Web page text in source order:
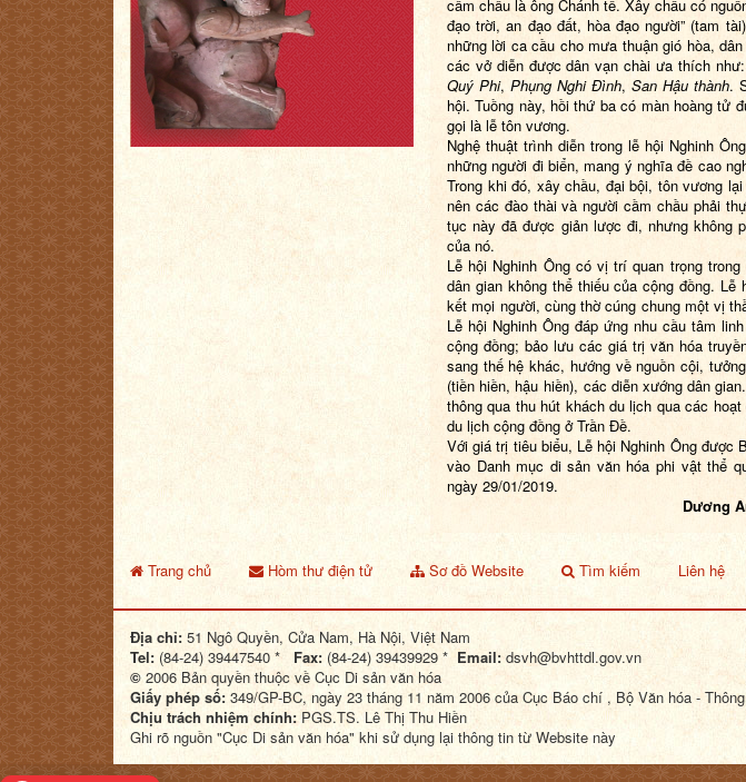
cầm chầu là ông Chánh tế. Xây chầu có
đạo trời, an đạo đất, hòa đạo người” (tam
những lời ca cầu cho mưa thuận gió hòa,
các vở diễn được dân vạn chài ưa thích như:
Quý Phi, Phụng Nghi Đình, San Hậu thành.
hội. Tuồng này, hồi thứ ba có màn hoàng tử
gọi là lễ tôn vương.
Nghệ thuật trình diễn trong lễ hội Nghinh
những người đi biển, mang ý nghĩa đề cao
Trong khi đó, xây chầu, đại bội, tôn vương
nên các đào thài và người cầm chầu phải
tục này đã được giản lược đi, nhưng không
của nó.
Lễ hội Nghinh Ông có vị trí quan trọng
dân gian không thể thiếu của cộng đồng.
kết mọi người, cùng thờ cúng chung một vị
Lễ hội Nghinh Ông đáp ứng nhu cầu tâm
cộng đồng; bảo lưu các giá trị văn hóa
sang thế hệ khác, hướng về nguồn cội,
(tiền hiền, hậu hiền), các diễn xướng dân
thông qua thu hút khách du lịch qua các
du lịch cộng đồng ở Trần Đề.
Với giá trị tiêu biểu, Lễ hội Nghinh Ông được
vào Danh mục di sản văn hóa phi vật thể
ngày 29/01/2019.
Dương
Trang chủ Hòm thư điện tử Sơ đồ Website Tìm kiếm Liên hệ
Địa chỉ: 51 Ngô Quyền, Cửa Nam, Hà Nội, Việt Nam
Tel: (84-24) 39447540 * Fax: (84-24) 39439929 * Email:dsvh@bvhttdl.gov.vn
© 2006 Bản quyền thuộc về Cục Di sản văn hóa
Giấy phép số: 349/GP-BC, ngày 23 tháng 11 năm 2006 của Cục Báo chí , Bộ Văn hóa -
Chịu trách nhiệm chính: PGS.TS. Lê Thị Thu Hiền
Ghi rõ nguồn "Cục Di sản văn hóa" khi sử dụng lại thông tin từ Website này